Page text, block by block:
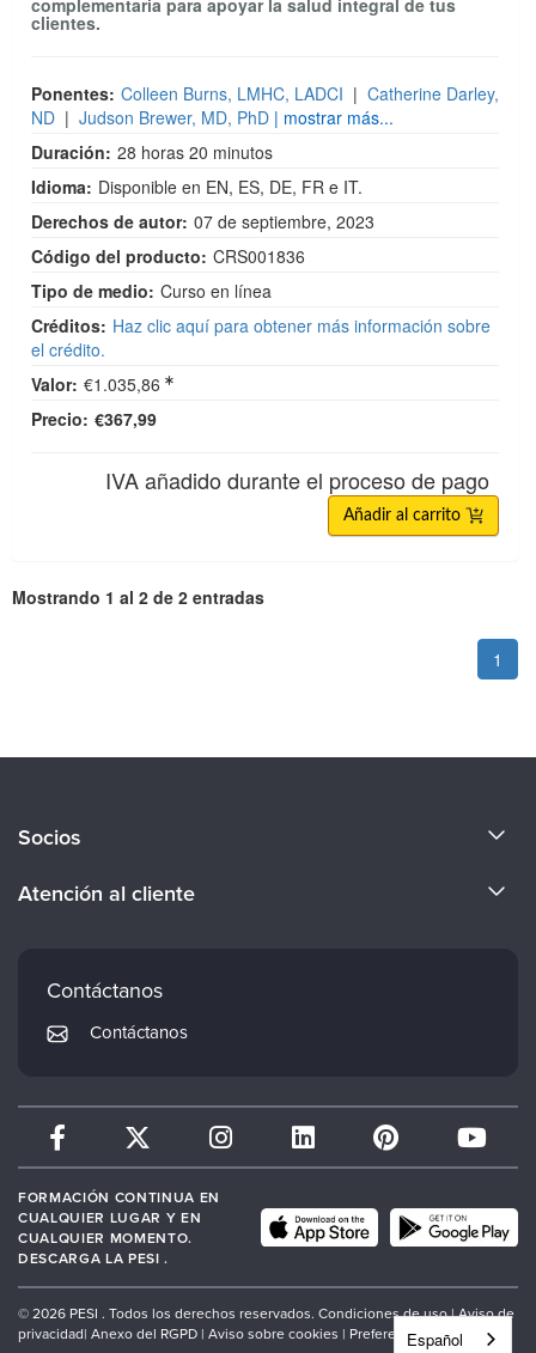
complementaria para apoyar la salud integral de tus
clientes.
Ponentes: Colleen Burns, LMHC, LADCI | Catherine Darley,
ND | Judson Brewer, MD, PhD | mostrar más...
Duración: 28 horas 20 minutos
Idioma: Disponible en EN, ES, DE, FR e IT.
Derechos de autor: 07 de septiembre, 2023
Código del producto: CRS001836
Tipo de medio: Curso en línea
Créditos: Haz clic aquí para obtener más información sobre
el crédito.
Valor: €1.035,86
Precio: €367,99
IVA añadido durante el proceso de pago
Añadir al carrito
Mostrando 1 al 2 de 2 entradas
1
Empleos
Socios
Therapist.com
Atención al cliente
Preguntas frecuentes
Mi cuenta
Contáctanos
Contáctanos
FORMACIÓN CONTINUA EN
CUALQUIER LUGAR Y EN
CUALQUIER MOMENTO.
DESCARGA LA PESI .
© 2026 PESI . Todos los derechos reservados. Condiciones de uso |Aviso de
privacidad| Anexo del RGPD | Aviso sobre cookies | Preferencias de cookies
Español